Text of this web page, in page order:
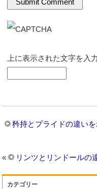
上に表示された文字を入
矜持とプライドの違い
« リンツとリンドールの
カテゴリー